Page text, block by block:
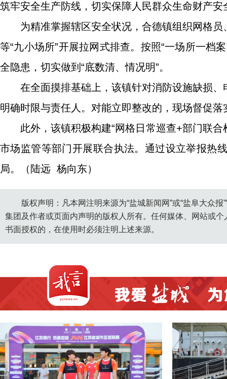
筑牢安全生产防线，切实保障人民群众生命财产安
为精准掌握辖区安全状况，合德镇组织网格
等“九小场所”开展拉网式排查。按照“一场所一档
全隐患，切实做到“底数清、情况明”。
在全面摸排基础上，该镇针对消防设施缺损
明确时限与责任人。对能立即整改的，现场督促
此外，该镇积极构建“网格日常巡查+部门联
市场监管等部门开展联合执法。通过设立举报热
局。（陆远 杨向东）
版权声明：凡本网注明来源为“盐城新闻网”或“盐阜大众
集团及作者或页面内声明的版权人所有。任何媒体、网站或
书面授权的，在使用时必须注明上述来源。